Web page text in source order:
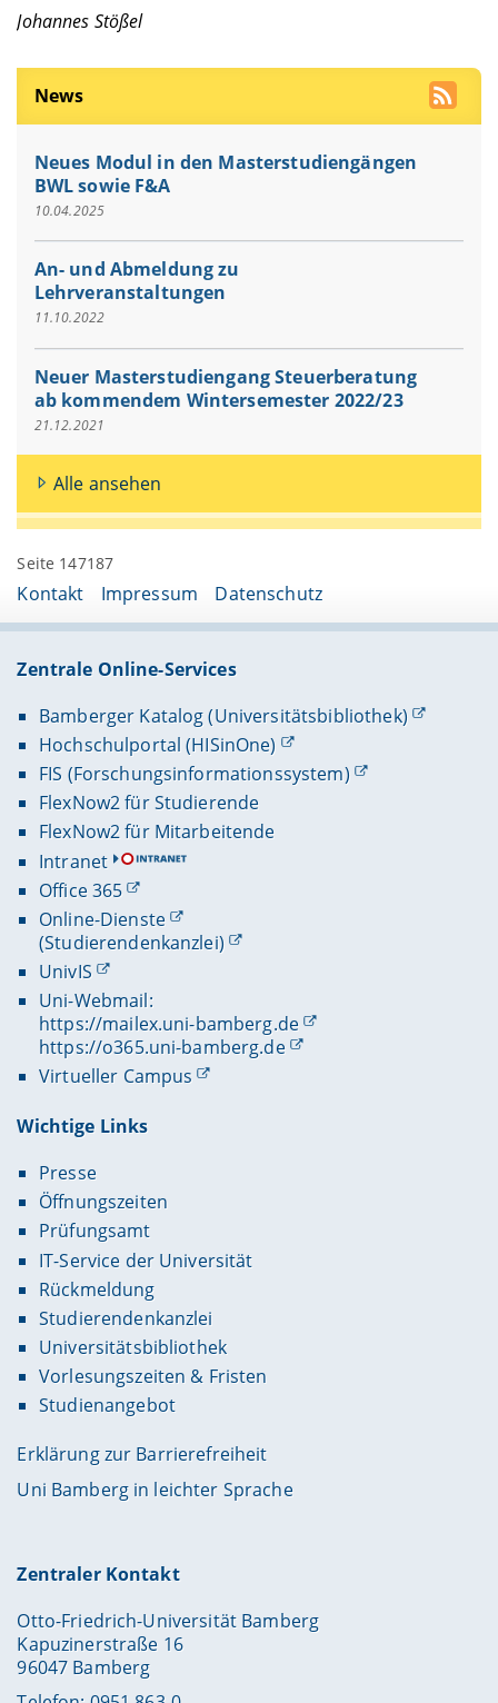
Johannes Stößel
News
Neues Modul in den Masterstudiengängen
BWL sowie F&A
10.04.2025
An- und Abmeldung zu
Lehrveranstaltungen
11.10.2022
Neuer Masterstudiengang Steuerberatung
ab kommendem Wintersemester 2022/23
21.12.2021
Alle ansehen
Seite 147187
Kontakt Impressum Datenschutz
Zentrale Online-Services
Bamberger Katalog (Universitätsbibliothek)
Hochschulportal (HISinOne)
FIS (Forschungsinformationssystem)
FlexNow2 für Studierende
FlexNow2 für Mitarbeitende
Intranet
Office 365
Online-Dienste
(Studierendenkanzlei)
UnivIS
Uni-Webmail:
https://mailex.uni-bamberg.de
https://o365.uni-bamberg.de
Virtueller Campus
Wichtige Links
Presse
Öffnungszeiten
Prüfungsamt
IT-Service der Universität
Rückmeldung
Studierendenkanzlei
Universitätsbibliothek
Vorlesungszeiten & Fristen
Studienangebot
Erklärung zur Barrierefreiheit
Uni Bamberg in leichter Sprache
Zentraler Kontakt
Otto-Friedrich-Universität Bamberg
Kapuzinerstraße 16
96047 Bamberg